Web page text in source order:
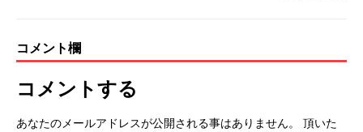
コメント欄
コメントする
あなたのメールアドレスが公開される事はありません。 頂いた